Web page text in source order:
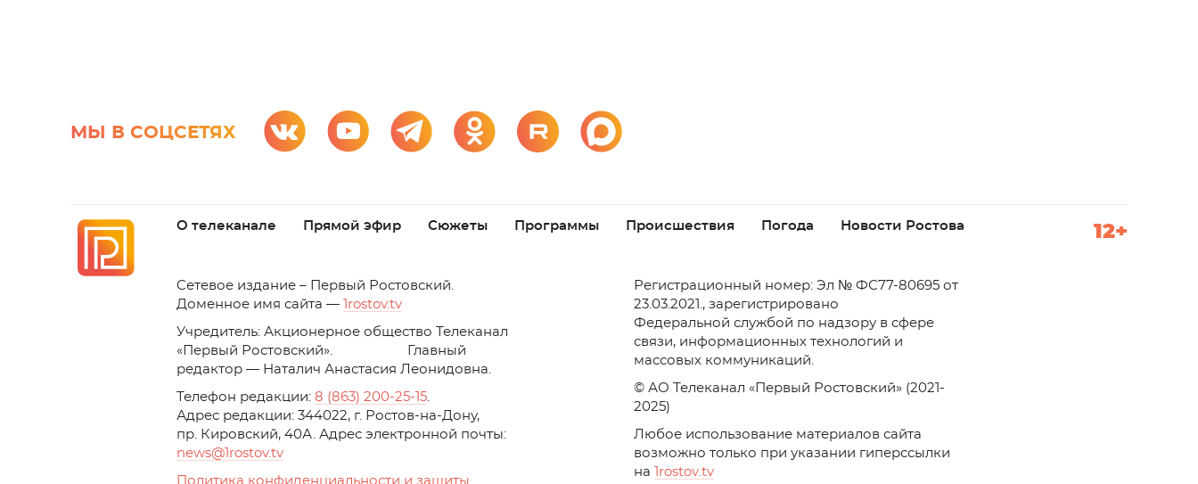
МЫ В СОЦСЕТЯХ
О телеканале Прямой эфир Сюжеты Программы Происшествия Погода Новости Ростова 12+
Cетевое издание – Первый Ростовский.
Доменное имя сайта —
1rostov.tv
Учредитель: Акционерное общество Телеканал
«Первый Ростовский». Главный
редактор — Наталич Анастасия Леонидовна.
Телефон редакции: 8 (863) 200-25-15.
Адрес редакции: 344022, г. Ростов-на-Дону,
пр. Кировский, 40А. Адрес электронной почты:
news@1rostov.tv
Политика конфиденциальности и защиты
Регистрационный номер: Эл № ФС77-80695 от
23.03.2021., зарегистрировано
Федеральной службой по надзору в сфере
связи, информационных технологий и
массовых коммуникаций.
© АО Телеканал «Первый Ростовский» (2021-
2025)
Любое использование материалов сайта
возможно только при указании гиперссылки
на
rostov.tv